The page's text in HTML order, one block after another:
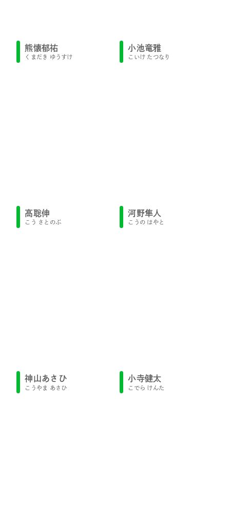
熊懐郁祐
くまだき ゆうすけ
小池竜雅
こいけ たつなり
高聡伸
こう さとのぶ
河野隼人
こうの はやと
神山あさひ
こうやま あさひ
小寺健太
こでら けんた